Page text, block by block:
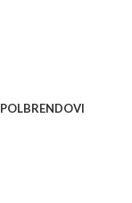
POLBRENDOVI